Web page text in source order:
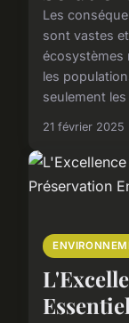
Les
sont vastes
écosystèmes
les
seulement les
21 février 2025